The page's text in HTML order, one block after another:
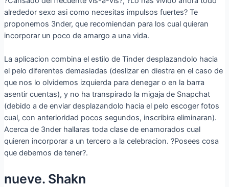
alrededor sexo asi­ como necesitas impulsos fuertes? Te
proponemos 3nder, que recomiendan para los cual quieran
incorporar un poco de amargo a una vida.
La aplicacion combina el estilo de Tinder desplazandolo hacia
el pelo diferentes demasiadas (deslizar en diestra en el caso de
que nos lo olvidemos izquierda para denegar o en la barra
asentir cuentas), y no ha transpirado la migaja de Snapchat
(debido a de enviar desplazandolo hacia el pelo escoger fotos
cual, con anterioridad pocos segundos, inscribira eliminaran).
Acerca de 3nder hallaras toda clase de enamorados cual
quieren incorporar a un tercero a la celebracion. ?Posees cosa
que debemos de tener?.
nueve. Shakn